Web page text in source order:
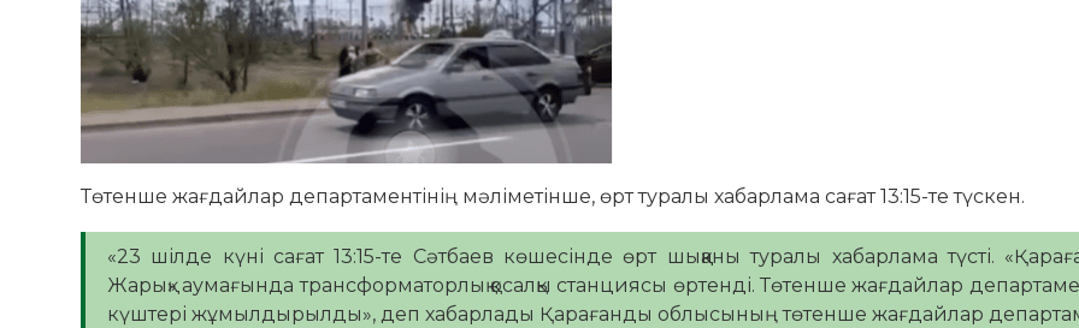
Төтенше жағдайлар департаментінің мәліметінше, өрт туралы хабарлама сағат 13:15-те түскен.
«23 шілде күні сағат 13:15-те Сәтбаев көшесінде өрт шыққаны туралы хабарлама түсті.
Жарық» аумағында трансформаторлық қосалқы станциясы өртенді. Төтенше жағдайлар
күштері жұмылдырылды», деп хабарлады Қарағанды ​​облысының төтенше жағдайлар